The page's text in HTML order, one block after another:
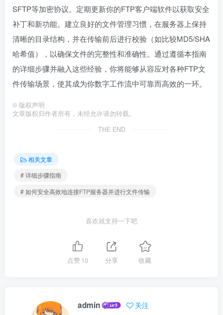
SFTP等加密协议。定期更新你的FTP客户端软件以获取安全
补丁和新功能。建立良好的文件管理习惯，在服务器上保持
清晰的目录结构，并在传输前后进行校验（如比较MD5/SHA
哈希值），以确保文件的完整性和准确性。通过遵循本指南
的详细步骤并融入这些经验，你将能够从容应对各种FTP文
件传输场景，使其成为你数字工作流中可靠而高效的一环。
© 版权声明
文章版权归作者所有，未经允许请勿转载。
THE END
相关文章
# 详细步骤指南
# 如何安全高效地连接FTP服务器并进行文件传输
喜欢就支持一下吧
点赞10 分享 收藏
admin 关注